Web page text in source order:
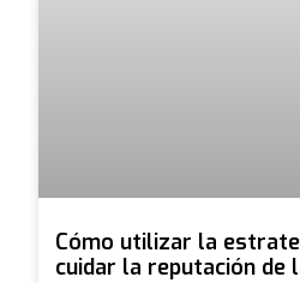
Cómo utilizar la
cuidar la reputación de